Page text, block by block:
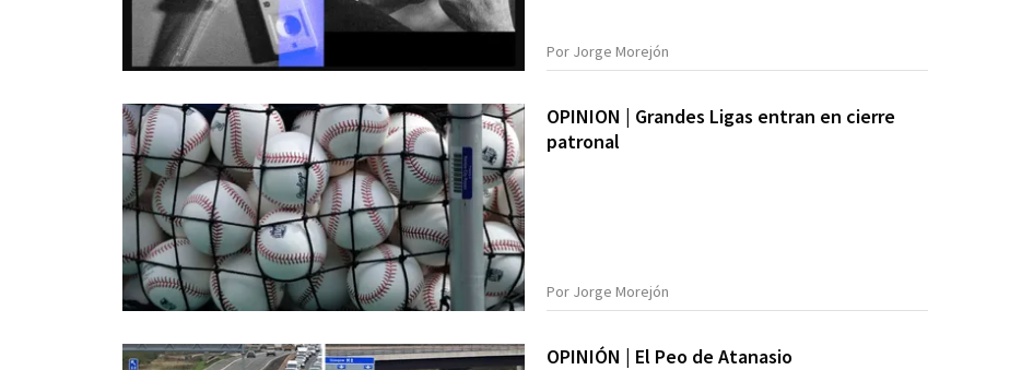
Por Jorge Morejón
OPINION | Grandes Ligas entran en cierre
patronal
Por Jorge Morejón
OPINIÓN | El Peo de Atanasio